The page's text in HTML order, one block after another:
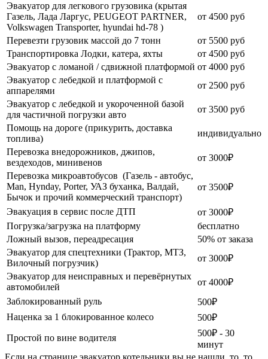
Эвакуатор для легкового грузовика (крытая
Газель, Лада Ларгус, PEUGEOT PARTNER,
Volkswagen Transporter, hyundai hd-78 )
от 4500 руб
Перевезти грузовик массой до 7 тонн
от 5500 руб
Транспортировка Лодки, катера, яхты
от 4500 руб
Эвакуатор c ломаной / сдвижной платформой от 4000 руб
Эвакуатор с лебедкой и платформой с
аппарелями
от 2500 руб
Эвакуатор с лебедкой и укороченной базой
для частичной погрузки авто
от 3500 руб
Помощь на дороге (прикурить, доставка
топлива)
индивидуально
Перевозка внедорожников, джипов,
вездеходов, минивенов
от 3000₽
Перевозка микроавтобусов (Газель - автобус,
Man, Hynday, Porter, УАЗ буханка, Валдай,
Бычок и прочий коммерческий транспорт)
от 3500₽
Эвакуация в сервис после ДТП
от 3000₽
Погрузка/загрузка на платформу
бесплатно
Ложный вызов, переадресация
50% от заказа
Эвакуатор для спецтехники (Трактор, МТЗ,
Вилочный погрузчик)
от 3000₽
Эвакуатор для неисправных и перевёрнутых
автомобилей
от 4000₽
Заблокированный руль
500₽
Наценка за 1 блокированное колесо
500₽
Простой по вине водителя
500₽ - 30
минут